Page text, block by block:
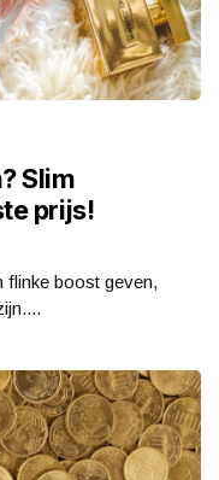
Slim
prijs!
flinke boost geven,